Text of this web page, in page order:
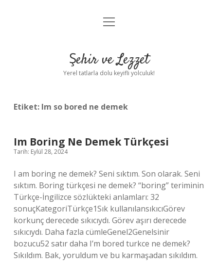
Anasayfa
Yasal Uyarı
menüyü
Şehir ve Lezzet
Yerel tatlarla dolu keyifli yolculuk!
Etiket: Im so bored ne demek
Im Boring Ne Demek Türkçesi
Tarih: Eylül 28, 2024
I am boring ne demek? Seni sıktım. Son olarak. Seni
sıktım. Boring türkçesi ne demek? “boring” teriminin
Türkçe-İngilizce sözlükteki anlamları: 32
sonuçKategoriTürkçe1Sık kullanılansıkıcıGörev
korkunç derecede sıkıcıydı. Görev aşırı derecede
sıkıcıydı. Daha fazla cümleGenel2Genelsinir
bozucu52 satır daha I’m bored turkce ne demek?
Sıkıldım. Bak, yoruldum ve bu karmaşadan sıkıldım.